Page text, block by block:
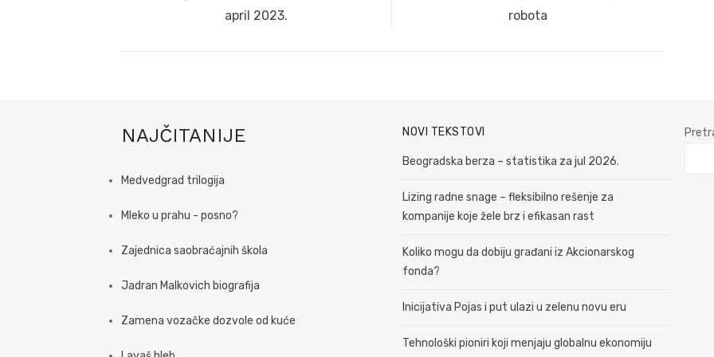
april 2023.
robota
NAJČITANIJE
Medvedgrad trilogija
Mleko u prahu - posno?
Zajednica saobraćajnih škola
Jadran Malkovich biografija
Zamena vozačke dozvole od kuće
NOVI TEKSTOVI
Beogradska berza – statistika za jul 2026.
Lizing radne snage – fleksibilno rešenje za
kompanije koje žele brz i efikasan rast
Koliko mogu da dobiju građani iz Akcionarskog
fonda?
Inicijativa Pojas i put ulazi u zelenu novu eru
Tehnološki pioniri koji menjaju globalnu ekonomiju